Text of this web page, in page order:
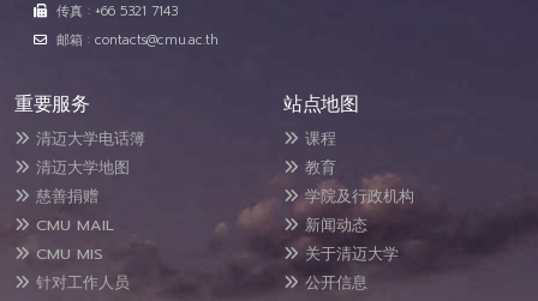
传真 : +66 5321 7143
邮箱 : contacts@cmu.ac.th
重要服务
清迈大学电话簿
清迈大学地图
慈善捐赠
CMU MAIL
CMU MIS
针对工作人员
站点地图
课程
教育
学院及行政机构
新闻动态
关于清迈大学
公开信息